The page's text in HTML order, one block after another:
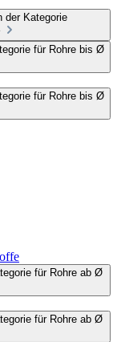
der Kategorie
für Rohre bis Ø
für Rohre bis Ø
für Rohre ab Ø
für Rohre ab Ø